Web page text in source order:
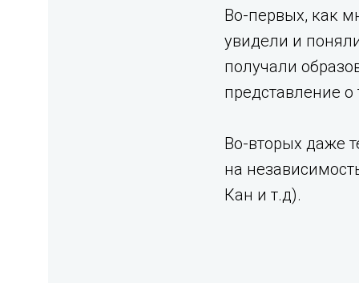
Во-первых, как
увидели и
получали
представление
Во-вторых даже
на
Кан и т.д).⁣